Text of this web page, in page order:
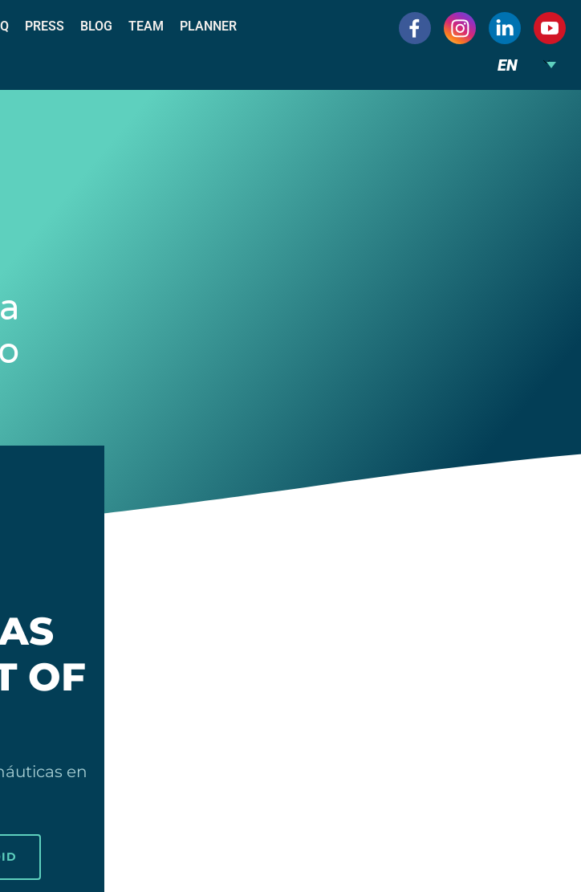
PRESS BLOG TEAM PLANNER
EN
OF
en